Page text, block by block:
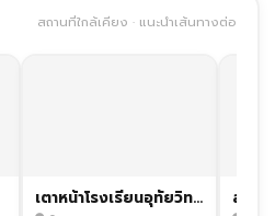
สถานที่ใกล้เคียง · แนะนำเส้นทางต่อ
เตาหน้าโรงเรียนอุทัยวิทยาคม สระน้